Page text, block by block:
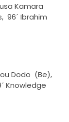
Kamara
96´ Ibrahim
Dodo (Be),
Knowledge